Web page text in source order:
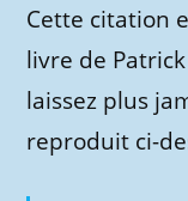
Cette citation
livre de
laissez plus
reproduit ci-